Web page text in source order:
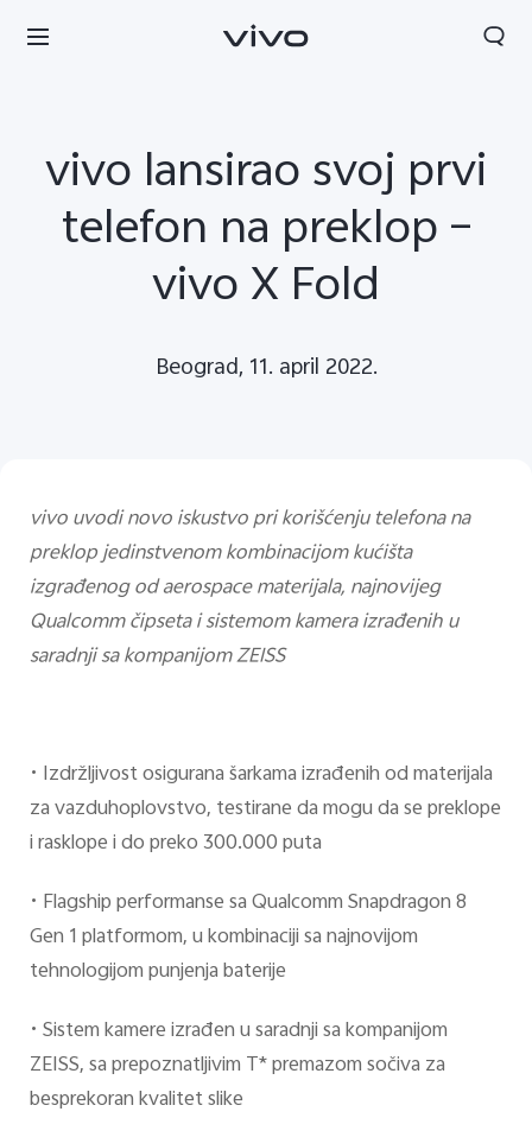
vivo lansirao svoj prvi
telefon na preklop –
vivo X Fold
Beograd, 11. april 2022.
vivo uvodi novo iskustvo pri korišćenju telefona na
preklop jedinstvenom kombinacijom kućišta
izgrađenog od aerospace materijala, najnovijeg
Qualcomm čipseta i sistemom kamera izrađenih u
saradnji sa kompanijom ZEISS
• Izdržljivost osigurana šarkama izrađenih od materijala
za vazduhoplovstvo, testirane da mogu da se preklope
i rasklope i do preko 300.000 puta
• Flagship performanse sa Qualcomm Snapdragon 8
Gen 1 platformom, u kombinaciji sa najnovijom
tehnologijom punjenja baterije
• Sistem kamere izrađen u saradnji sa kompanijom
ZEISS, sa prepoznatljivim T* premazom sočiva za
besprekoran kvalitet slike